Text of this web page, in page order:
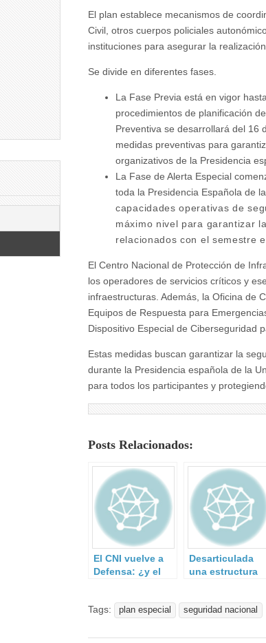
El plan establece mecanismos de
Civil, otros cuerpos policiales
instituciones para asegurar la
Se divide en diferentes fases.
La Fase Previa está en vigor
procedimientos de planificación
Preventiva se desarrollará del 16
medidas preventivas para
organizativos de la Presidencia
La Fase de Alerta Especial
toda la Presidencia Española de
capacidades operativas de
máximo nivel para garantizar
relacionados con el semestre
El Centro Nacional de Protección de
los operadores de servicios críticos y
infraestructuras. Además, la Oficina de
Equipos de Respuesta para
Dispositivo Especial de Ciberseguridad
Estas medidas buscan garantizar la
durante la Presidencia española de la
para todos los participantes y
Posts Relacionados:
El CNI vuelve a
Defensa: ¿y el
Desarticulada
una estructura
reclutamiento de
Tags: plan especial seguridad nacional